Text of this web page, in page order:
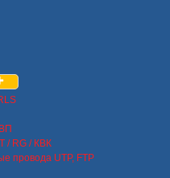
/ RG / КВК
провода UTP, FTP